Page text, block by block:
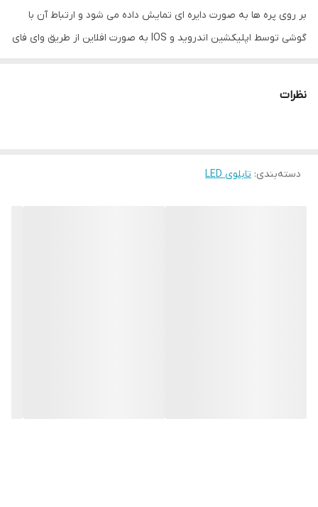
50x50x10
جنس پلاستیک و آلومینیوم
بر روی پره ها به صورت دایره ای تمایش داده می شود و ارتباط آن با
گوشی توسط اپلیکشین اندروید و IOS به صورت افلاین از طریق وای فای
نظرات
دسته‌بندی: تابلوی LED